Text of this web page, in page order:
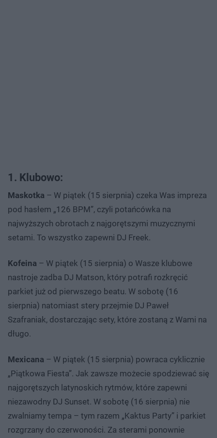
1. Klubowo:
Maskotka – W piątek (15 sierpnia) czeka Was impreza
pod hasłem „126 BPM”, czyli potańcówka na
najwyższych obrotach z najgorętszymi muzycznymi
setami. To wszystko zapewni DJ Freek.
Kofeina – W piątek (15 sierpnia) o Wasze klubowe
nastroje zadba DJ Matson, który potrafi rozkręcić
parkiet już od pierwszego beatu. W sobotę (16
sierpnia) natomiast stery przejmie DJ Paweł
Szafraniak, dostarczając sety, które zostaną z Wami na
długo.
Mexicana – W piątek (15 sierpnia) powraca cyklicznie
„Piątkowa Fiesta”. Jak zawsze możecie spodziewać się
najgorętszych latynoskich rytmów, które zapewni
niezawodny DJ Sunset. W sobotę (16 sierpnia) nie
zwalniamy tempa – tym razem „Kaktus Party” i parkiet
rozgrzany do czerwoności. Za sterami ponownie